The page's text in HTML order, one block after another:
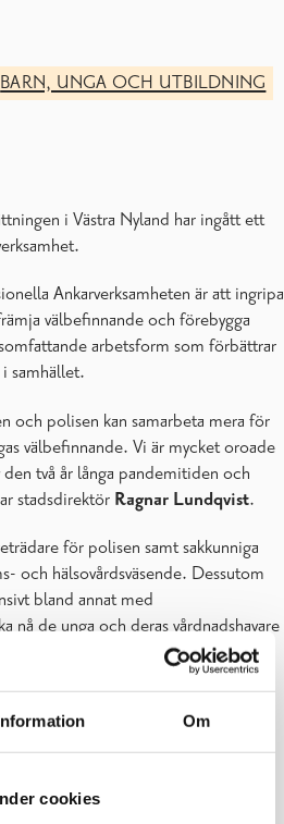
Om
cookies
BARN, UNGA OCH UTBILDNING
i Västra Nyland har ingått ett
Ankarverksamheten är att ingripa
välbefinnande och förebygga
arbetsform som förbättrar
samhället.
och polisen kan samarbeta mera för
välbefinnande. Vi är mycket oroade
två år långa pandemitiden och
stadsdirektör Ragnar Lundqvist.
för polisen samt sakkunniga
och hälsovårdsväsende. Dessutom
bland annat med
nå de unga och deras vårdnadshavare
för att kunna stödja de unga på
styra dem till rätt slags hjälp och
vi med glädje emot
möjligheter att hjälpa ungdomarna
uppnås alltid när olika experters